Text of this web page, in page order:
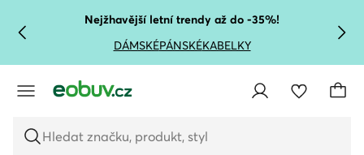
PŘEJÍT NA HLAVNÍ OBSAH
PŘEJÍT NA VYHLEDÁVÁNÍ
Nejžhavější letní trendy až do -35%!
DÁMSKÉPÁNSKÉKABELKY
Hledat značku, produkt, styl